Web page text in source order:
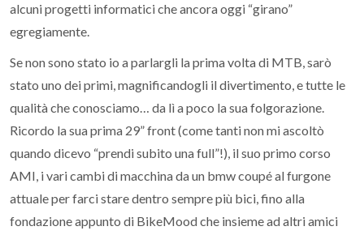
alcuni progetti informatici che ancora oggi “girano”
egregiamente.
Se non sono stato io a parlargli la prima volta di MTB, sarò
stato uno dei primi, magnificandogli il divertimento, e tutte le
qualità che conosciamo… da lì a poco la sua folgorazione.
Ricordo la sua prima 29” front (come tanti non mi ascoltò
quando dicevo “prendi subito una full”!), il suo primo corso
AMI, i vari cambi di macchina da un bmw coupé al furgone
attuale per farci stare dentro sempre più bici, fino alla
fondazione appunto di BikeMood che insieme ad altri amici